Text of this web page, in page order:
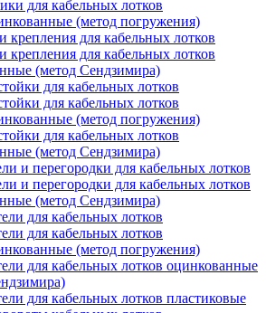
для кабельных лотков
(метод погружения)
крепления для кабельных лотков
крепления для кабельных лотков
(метод Сендзимира)
для кабельных лотков
для кабельных лотков
(метод погружения)
для кабельных лотков
(метод Сендзимира)
и перегородки для кабельных лотков
и перегородки для кабельных лотков
(метод Сендзимира)
для кабельных лотков
для кабельных лотков
(метод погружения)
для кабельных лотков оцинкованные
для кабельных лотков пластиковые